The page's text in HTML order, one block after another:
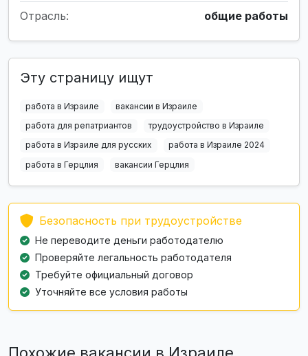
Отрасль: общие работы
Эту страницу ищут
работа в Израиле
вакансии в Израиле
работа для репатриантов
трудоустройство в Израиле
работа в Израиле для русских
работа в Израиле 2024
работа в Герцлия
вакансии Герцлия
Безопасность при трудоустройстве
Не переводите деньги работодателю
Проверяйте легальность работодателя
Требуйте официальный договор
Уточняйте все условия работы